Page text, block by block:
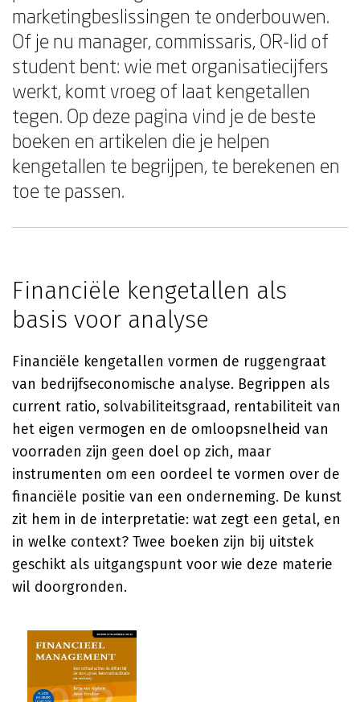
marketingbeslissingen te onderbouwen.
Of je nu manager, commissaris, OR-lid of
student bent: wie met organisatiecijfers
werkt, komt vroeg of laat kengetallen
tegen. Op deze pagina vind je de beste
boeken en artikelen die je helpen
kengetallen te begrijpen, te berekenen en
toe te passen.
Financiële kengetallen als
basis voor analyse
Financiële kengetallen vormen de ruggengraat
van bedrijfseconomische analyse. Begrippen als
current ratio, solvabiliteitsgraad, rentabiliteit van
het eigen vermogen en de omloopsnelheid van
voorraden zijn geen doel op zich, maar
instrumenten om een oordeel te vormen over de
financiële positie van een onderneming. De kunst
zit hem in de interpretatie: wat zegt een getal, en
in welke context? Twee boeken zijn bij uitstek
geschikt als uitgangspunt voor wie deze materie
wil doorgronden.